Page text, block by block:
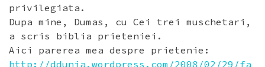
privilegiata.
Dupa mine, Dumas, cu Cei trei muschetari,
a scris biblia prieteniei.
Aici parerea mea despre prietenie:
http://ddunia.wordpress.com/2008/02/29/fa